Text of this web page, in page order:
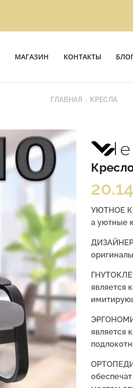
МАГАЗИН КОНТАКТЫ
ГЛАВНАЯ КРЕСЛА
УЮТНОЕ
а уютные
является
является